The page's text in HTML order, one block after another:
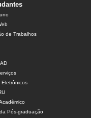
de Trabalhos
Eletrônicos
Pós-graduação